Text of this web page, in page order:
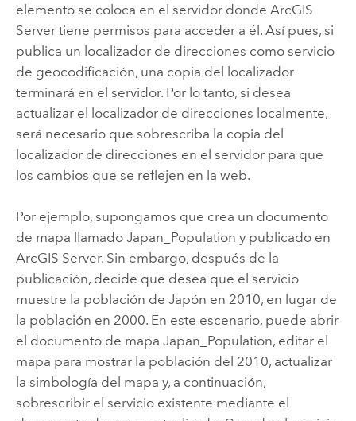
elemento se coloca en el servidor donde ArcGIS
Server tiene permisos para acceder a él. Así pues, si
publica un localizador de direcciones como servicio
de geocodificación, una copia del localizador
terminará en el servidor. Por lo tanto, si desea
actualizar el localizador de direcciones localmente,
será necesario que sobrescriba la copia del
localizador de direcciones en el servidor para que
los cambios que se reflejen en la web.
Por ejemplo, supongamos que crea un documento
de mapa llamado Japan_Population y publicado en
ArcGIS Server. Sin embargo, después de la
publicación, decide que desea que el servicio
muestre la población de Japón en 2010, en lugar de
la población en 2000. En este escenario, puede abrir
el documento de mapa Japan_Population, editar el
mapa para mostrar la población del 2010, actualizar
la simbología del mapa y, a continuación,
sobrescribir el servicio existente mediante el